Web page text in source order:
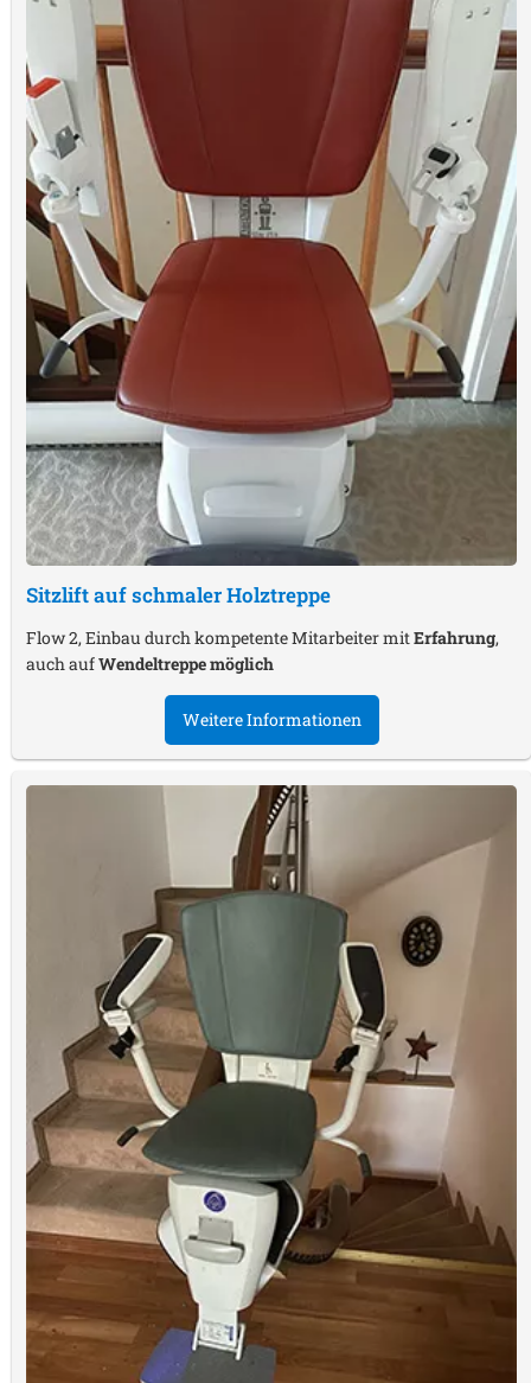
Sitzlift auf schmaler Holztreppe
Flow 2, Einbau durch kompetente Mitarbeiter mitErfahrung,
auch aufWendeltreppe möglich
Weitere Informationen